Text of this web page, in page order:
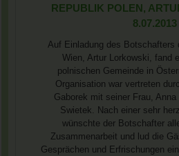
REPUBLIK POLEN,
8.07.2013
Auf Einladung des Botschafters
Wien, Artur Lorkowski, fand
polnischen Gemeinde in
Organisation war vertreten
Gaborek mit seiner Frau,
Swietek. Nach einer sehr
wünschte der Botschafter
Zusammenarbeit und lud die
Gesprächen und Erfrischungen